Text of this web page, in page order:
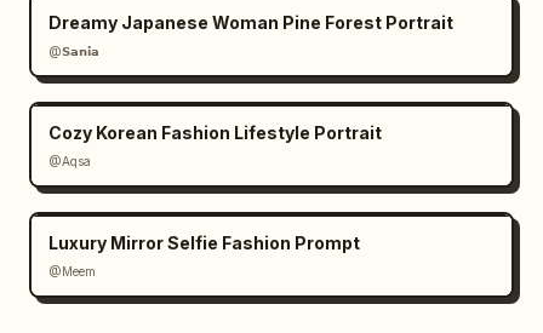
Dreamy Japanese Woman Pine Forest Portrait
@𝗦𝗮𝗻𝗶𝗮
Cozy Korean Fashion Lifestyle Portrait
@Aqsa
Luxury Mirror Selfie Fashion Prompt
@Meem